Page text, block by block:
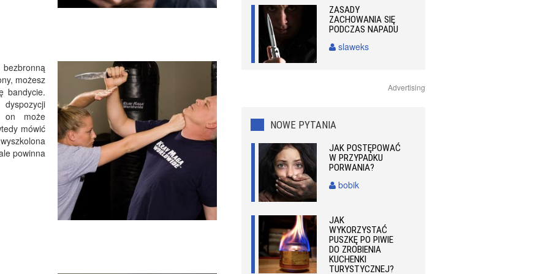
możesz
bandycie.
on może
mówić
powinna
ZASADY
ZACHOWANIA SIĘ
PODCZAS NAPADU
slaweks
Advertising
NOWE PYTANIA
JAK POSTĘPOWAĆ
W PRZYPADKU
PORWANIA?
bobik
JAK
WYKORZYSTAĆ
PUSZKĘ PO PIWIE
DO ZROBIENIA
KUCHENKI
TURYSTYCZNEJ?